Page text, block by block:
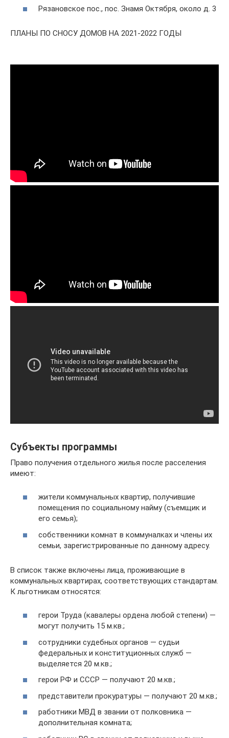
Рязановское пос., пос. Знамя Октября, около д. 3
ПЛАНЫ ПО СНОСУ ДОМОВ НА 2021-2022 ГОДЫ
Субъекты программы
Право получения отдельного жилья после расселения
имеют:
жители коммунальных квартир, получившие
помещения по социальному найму (съемщик и
его семья);
собственники комнат в коммуналках и члены их
семьи, зарегистрированные по данному адресу.
В список также включены лица, проживающие в
коммунальных квартирах, соответствующих стандартам.
К льготникам относятся:
герои Труда (кавалеры ордена любой степени) —
могут получить 15 м.кв.;
сотрудники судебных органов — судьи
федеральных и конституционных служб —
выделяется 20 м.кв.;
герои РФ и СССР — получают 20 м.кв.;
представители прокуратуры — получают 20 м.кв.;
работники МВД в звании от полковника —
дополнительная комната;